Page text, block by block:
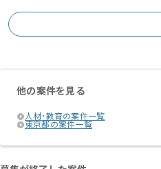
他の案件を見る
人材･教育の案件一覧
東京都の案件一覧